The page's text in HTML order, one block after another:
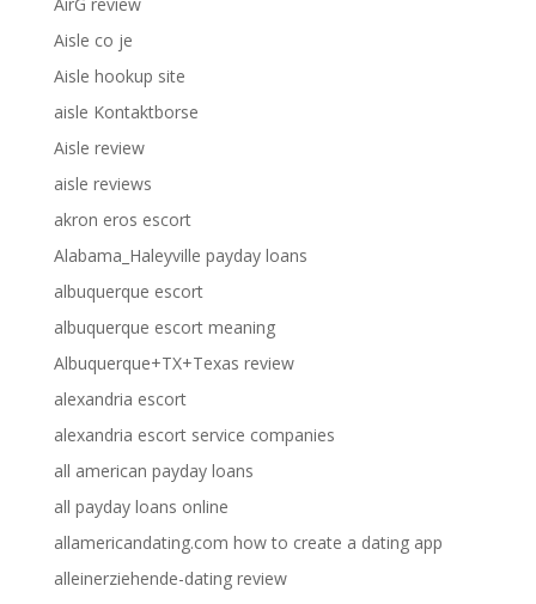
Aisle co je
Aisle hookup site
aisle Kontaktborse
Aisle review
aisle reviews
akron eros escort
Alabama_Haleyville payday loans
albuquerque escort
albuquerque escort meaning
Albuquerque+TX+Texas review
alexandria escort
alexandria escort service companies
all american payday loans
all payday loans online
allamericandating.com how to create a dating app
alleinerziehende-dating review